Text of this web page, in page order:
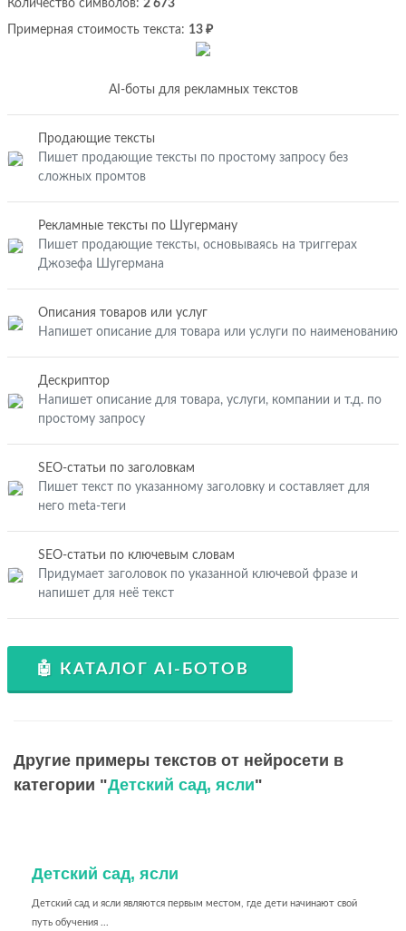
Количество символов: 2 673
Примерная стоимость текста: 13 ₽
AI-боты для рекламных текстов
Продающие тексты
Пишет продающие тексты по простому запросу без
сложных промтов
Рекламные тексты по Шугерману
Пишет продающие тексты, основываясь на триггерах
Джозефа Шугермана
Описания товаров или услуг
Напишет описание для товара или услуги по наименованию
Дескриптор
Напишет описание для товара, услуги, компании и т.д. по
простому запросу
SEO-статьи по заголовкам
Пишет текст по указанному заголовку и составляет для
него meta-теги
SEO-статьи по ключевым словам
Придумает заголовок по указанной ключевой фразе и
напишет для неё текст
🤖 КАТАЛОГ AI-БОТОВ
Другие примеры текстов от нейросети в
категории "Детский сад, ясли"
Детский сад, ясли
Детский сад и ясли являются первым местом, где дети начинают свой
путь обучения ...